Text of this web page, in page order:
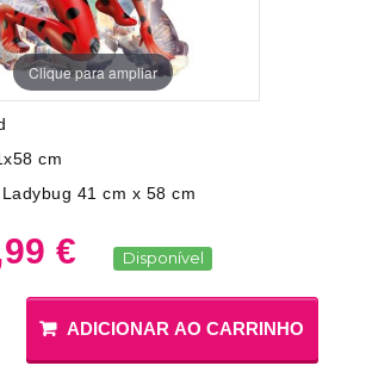
Clique para ampliar
cm
41 cm x 58 cm
€ Disponível
ADICIONAR AO CARRINHO